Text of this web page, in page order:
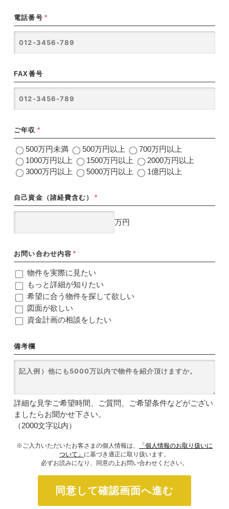
電話番号 *
FAX番号
ご年収 *
500万円未満 500万円以上
700万円以上
1000万円以上
1500万円以上
2000万円以上
3000万円以上
5000万円以上 1億円以上
自己資金（諸経費含む） *
万円
お問い合わせ内容 *
物件を実際に見たい
もっと詳細が知りたい
希望に合う物件を探して欲しい
図面が欲しい
資金計画の相談をしたい
備考欄
詳細な見学ご希望時間、ご質問、ご希望条件などがござい
ましたらお聞かせ下さい。
（2000文字以内）
※ご入力いただいたお客さまの個人情報は、
「個人情報のお取り扱いに
ついて」 に基づき適正に取り扱います。
必ずお読みになり、同意の上お問い合わせください。
同意して確認画面へ進む